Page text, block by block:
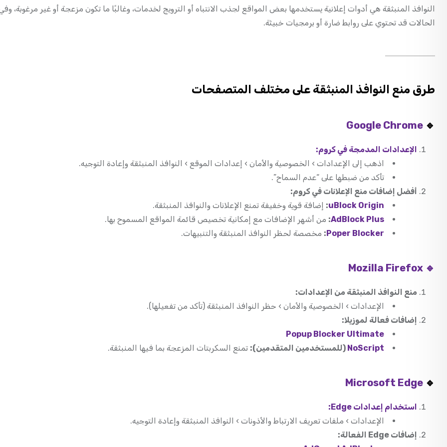
النوافذ المنبثقة هي أدوات إعلانية يستخدمها بعض المواقع لجذب الانتباه أو الترويج لخدمات، وغالبًا ما تكون مزعجة أو غير مرغوبة،
الحالات قد تحتوي على روابط ضارة أو برمجيات خبيثة.
طرق منع النوافذ المنبثقة على مختلف المتصفحات
🔹
الإعدادات المدمجة في كروم:
اذهب إلى الإعدادات › الخصوصية والأمان › إعدادات الموقع › النوافذ المنبثقة وإعادة التوجيه.
تأكد من ضبطها على “عدم السماح”.
أفضل إضافات منع الإعلانات في كروم:
uBlock Origin
: إضافة قوية وخفيفة تمنع الإعلانات والنوافذ المنبثقة.
AdBlock Plus
: من أشهر الإضافات مع إمكانية تخصيص قائمة المواقع المسموح بها.
Poper Blocker
: مخصصة لحظر النوافذ المنبثقة والتنبيهات.
🔹 Mozilla Firefox
منع النوافذ المنبثقة من الإعدادات:
الإعدادات › الخصوصية والأمان › حظر النوافذ المنبثقة (تأكد من تفعيلها).
إضافات فعالة لموزيلا:
Popup Blocker Ultimate
NoScript (للمستخدمين المتقدمين): تمنع السكربتات المزعجة بما فيها المنبثقة.
🔹
Microsoft Edge
استخدام إعدادات Edge:
الإعدادات › ملفات تعريف الارتباط والأذونات › النوافذ المنبثقة وإعادة التوجيه.
إضافات Edge الفعالة: